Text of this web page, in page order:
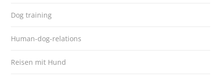
Dog training
Human-dog-relations
Reisen mit Hund